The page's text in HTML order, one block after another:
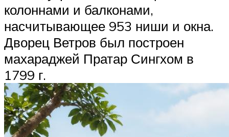
колоннами и балконами,
насчитывающее 953 ниши и окна.
Дворец Ветров был построен
махараджей Пратар Сингхом в
1799 г.